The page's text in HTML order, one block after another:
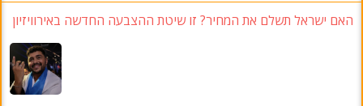
האם ישראל תשלם את המחיר? זו שיטת ההצבעה החדשה באירוויזיון